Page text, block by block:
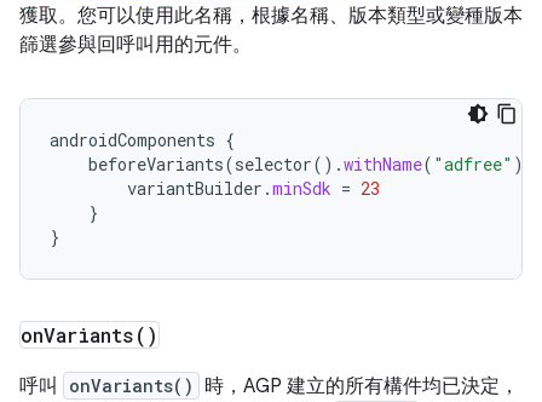
獲取。您可以使用此名稱，根據名稱、版本類型或變種版本
篩選參與回呼叫用的元件。
androidComponents {
beforeVariants(selector().withName( "adfree" ))
variantBuilder .minSdk = 23
}
}
onVariants()
呼叫 onVariants()
時，AGP 建立的所有構件均已決定，